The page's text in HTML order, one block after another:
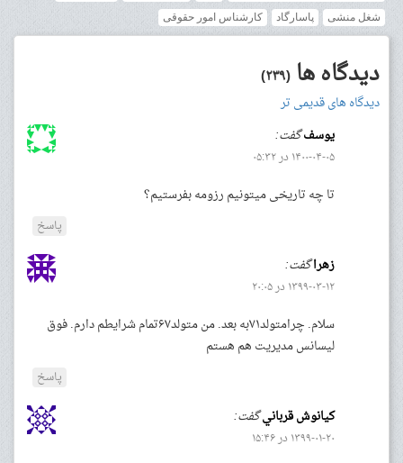
شغل منشی
پاسارگاد کارشناس امور حقوقی
دیدگاه ها (۲۳۹)
دیدگاه های قدیمی تر
یوسفگفت:
۱۴۰۰-۰۴-۰۵ در ۰۵:۳۲
تا چه تاریخی میتونیم رزومه بفرستیم؟
پاسخ
زهراگفت:
۱۳۹۹-۰۳-۱۲ در ۲۰:۰۵
سلام. چرامتولد۷۱به بعد. من متولد۶۷تمام شرایطم دارم. فوق
لیسانس مدیریت هم هستم
پاسخ
كيانوش قربانيگفت:
۱۳۹۹-۰۱-۲۰ در ۱۵:۴۶